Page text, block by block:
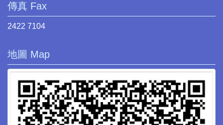
傳真 Fax
2422 7104
地圖 Map